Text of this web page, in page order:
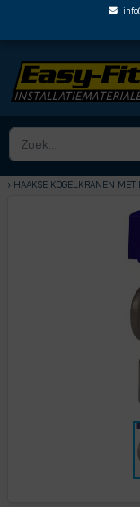
HOME › KOGELKRANEN ›
› HAAKSE KOGELKRANEN